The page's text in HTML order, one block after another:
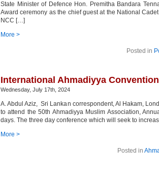
State Minister of Defence Hon. Premitha Bandara
Award ceremony as the chief guest at the National
NCC […]
More >
Posted in
International Ahmadiyya
Wednesday, July 17th, 2024
A. Abdul Aziz, Sri Lankan correspondent, Al Hakam,
to attend the 50th Ahmadiyya Muslim Association,
days. The three day conference which will seek to
More >
Posted in